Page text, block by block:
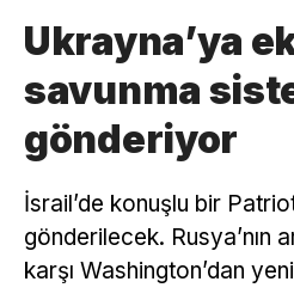
Ukrayna’ya
savunma
gönderiyor
İsrail’de konuşlu bir
gönderilecek. Rusya’nın
karşı Washington’dan